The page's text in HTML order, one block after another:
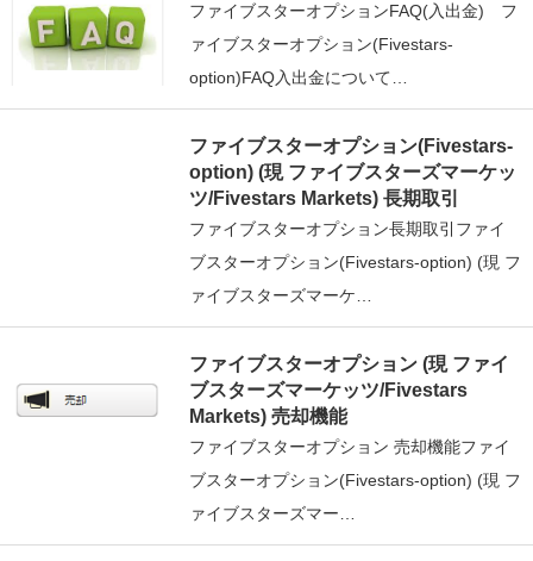
ファイブスターオプションFAQ(入出金) フ
ァイブスターオプション(Fivestars-
option)FAQ入出金について…
ファイブスターオプション(Fivestars-
option) (現 ファイブスターズマーケッ
ツ/Fivestars Markets) 長期取引
ファイブスターオプション長期取引ファイ
ブスターオプション(Fivestars-option) (現 フ
ァイブスターズマーケ…
ファイブスターオプション (現 ファイ
ブスターズマーケッツ/Fivestars
Markets) 売却機能
ファイブスターオプション 売却機能ファイ
ブスターオプション(Fivestars-option) (現 フ
ァイブスターズマー…